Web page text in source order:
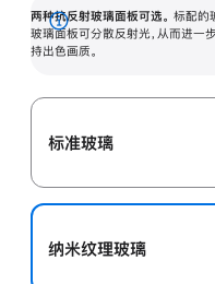
两种抗反射玻璃面板可选。 标配的
玻璃面板可分散反射光，从而进一
持出色画质。
展
开
标准玻璃
纳米纹理玻璃